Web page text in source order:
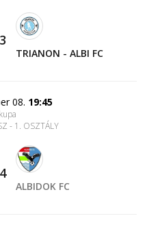
3
TRIANON - ALBI FC
08. 19:45
- 1. OSZTÁLY
4
ALBIDOK FC